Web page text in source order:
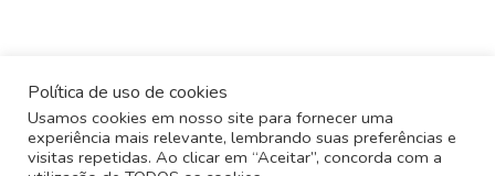
Política de uso de cookies
Usamos cookies em nosso site para fornecer uma
experiência mais relevante, lembrando suas preferências e
visitas repetidas. Ao clicar em “Aceitar”, concorda com a